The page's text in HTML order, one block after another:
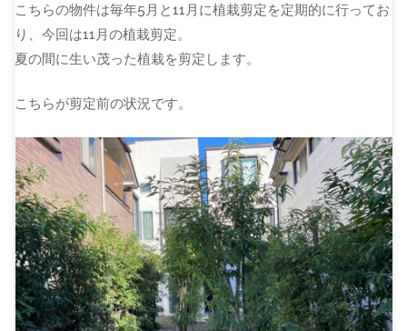
こちらの物件は毎年5月と11月に植栽剪定を定期的に行ってお
り、今回は11月の植栽剪定。
夏の間に生い茂った植栽を剪定します。
こちらが剪定前の状況です。